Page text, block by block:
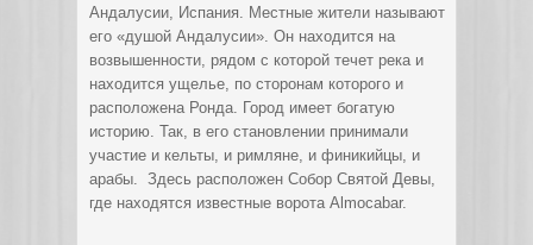
Андалусии, Испания. Местные жители называют
его «душой Андалусии». Он находится на
возвышенности, рядом с которой течет река и
находится ущелье, по сторонам которого и
расположена Ронда. Город имеет богатую
историю. Так, в его становлении принимали
участие и кельты, и римляне, и финикийцы, и
арабы. Здесь расположен Собор Святой Девы,
где находятся известные ворота Almocabar.